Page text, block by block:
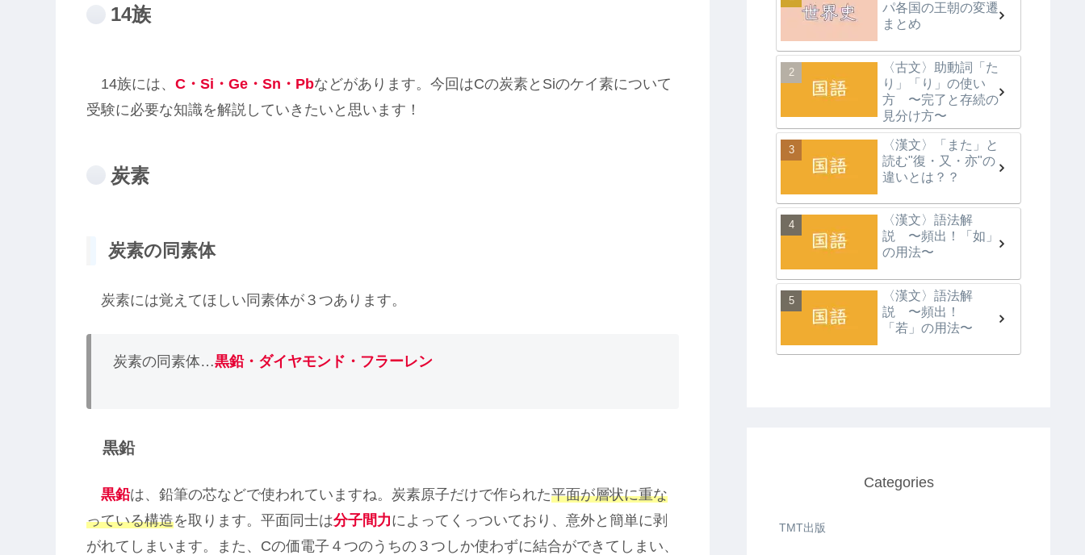
14族
14族には、 C・Si・Ge・Sn・Pbなどがあります。今回はCの炭素とSiのケイ素について
受験に必要な知識を解説していきたいと思います！
炭素
炭素の同素体
炭素には覚えてほしい同素体が３つあります。
炭素の同素体…黒鉛・ダイヤモンド・フラーレン
黒鉛
黒鉛は、鉛筆の芯などで使われていますね。炭素原子だけで作られた平面が層状に重な
っている構造を取ります。平面同士は分子間力によってくっついており、意外と簡単に剥
がれてしまいます。また、Cの価電子４つのうちの３つしか使わずに結合ができてしまい、
パ各国の王朝の変遷
まとめ
〈古文〉助動詞「た
り」「り」の使い
方 〜完了と存続の
見分け方〜
〈漢文〉「また」と
読む"復・又・亦"の
違いとは？？
〈漢文〉語法解
説 〜頻出！「如」
の用法〜
〈漢文〉語法解
説 〜頻出！
「若」の用法〜
Categories
TMT出版